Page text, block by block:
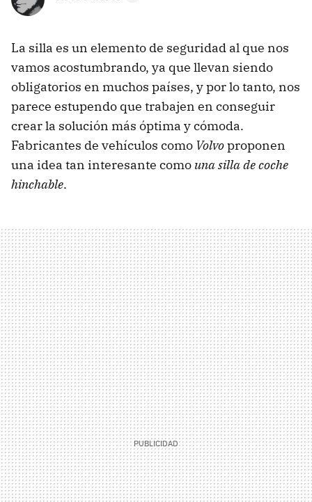
La silla es un elemento de seguridad al que nos
vamos acostumbrando, ya que llevan siendo
obligatorios en muchos países, y por lo tanto, nos
parece estupendo que trabajen en conseguir
crear la solución más óptima y cómoda.
Fabricantes de vehículos como Volvoproponen
una idea tan interesante como una silla de coche
hinchable.